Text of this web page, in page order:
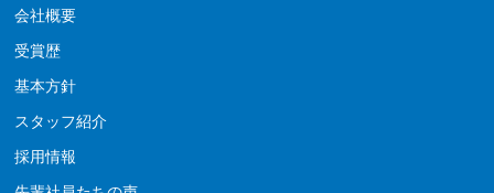
会社概要
受賞歴
基本方針
スタッフ紹介
採用情報